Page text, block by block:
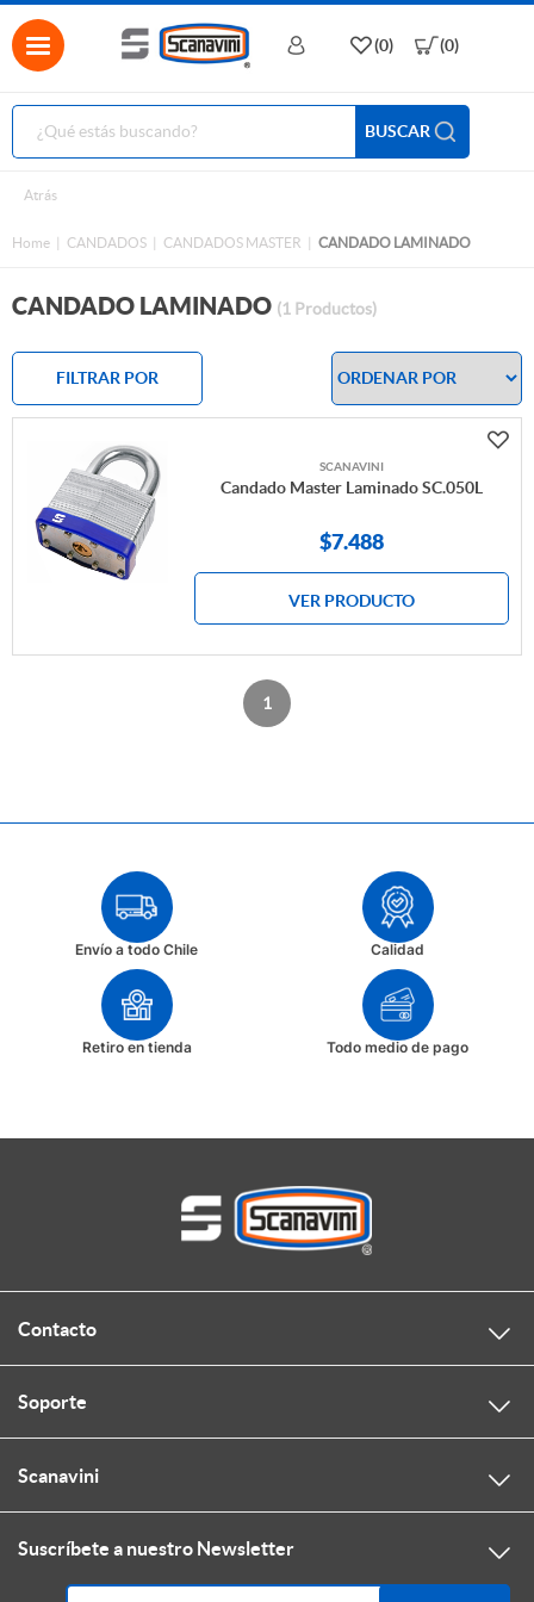
BUSCAR
(0) (0)
Atrás
Home CANDADOS CANDADOS MASTER CANDADO LAMINADO
CANDADO LAMINADO (1 Productos)
FILTRAR POR
SCANAVINI
Candado Master Laminado SC.050L
$7.488
VER PRODUCTO
1
Envío a todo Chile Calidad
Retiro en tienda Todo medio de pago
Contacto
Soporte
Scanavini
Suscríbete a nuestro Newsletter